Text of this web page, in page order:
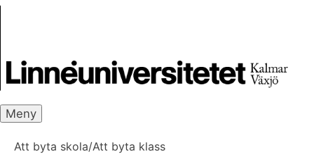
Meny
Att byta skola/Att byta klass